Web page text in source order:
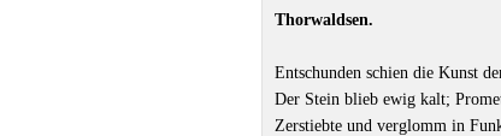
Thorwaldsen.
Entschunden schien die Kunst
Der Stein blieb ewig kalt;
Zerstiebte und verglomm in